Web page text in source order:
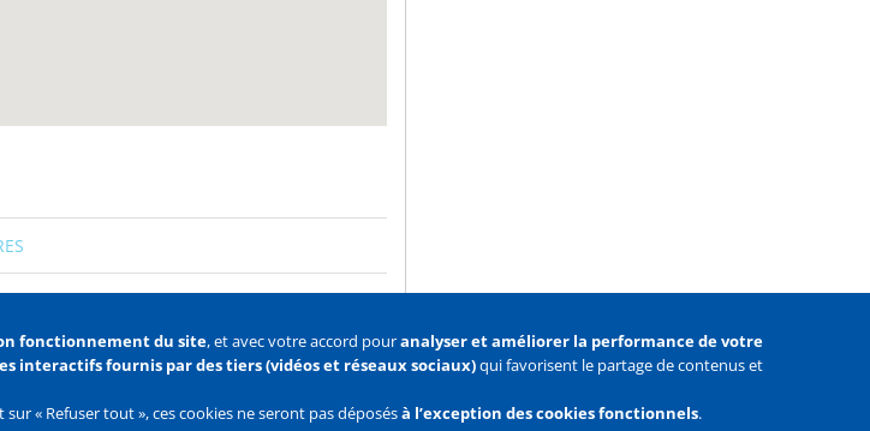
fonctionnement du site, et avec votre accord pouranalyser et améliorer la performance de votre
interactifs fournis par des tiers (vidéos et réseaux sociaux)qui favorisent le partage de contenus et
« Refuser tout », ces cookies ne seront pas déposésà l’exception des cookies fonctionnels.